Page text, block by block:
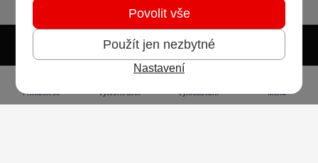
Světlý režim Předvolba systému
Přihlásit se Vytvořit účet Vyhledávání Menu
Použít jen nezbytné
Povolit vše
Nastavení